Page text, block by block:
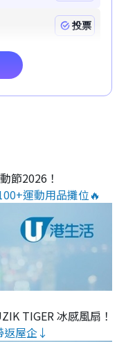
節2026！
運動用品攤位🔥
TIGER 冰感風扇！
返屋企↓